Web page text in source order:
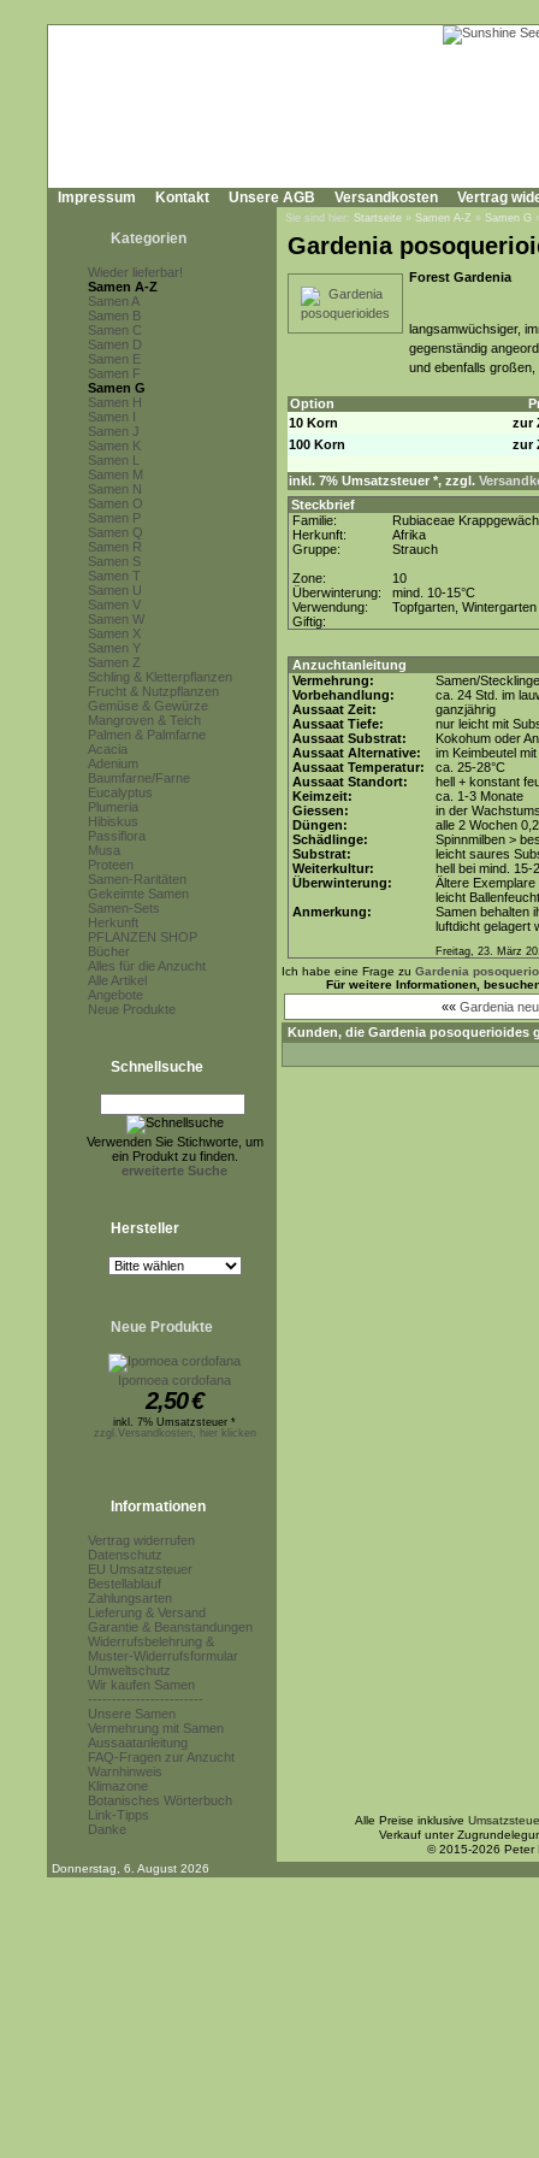
Impressum Kontakt Unsere AGB Versandkosten Vertrag
Kategorien
Wieder lieferbar!
Samen A-Z
Samen A
Samen B
Samen C
Samen D
Samen E
Samen F
Samen G
Samen H
Samen I
Samen J
Samen K
Samen L
Samen M
Samen N
Samen O
Samen P
Samen Q
Samen R
Samen S
Samen T
Samen U
Samen V
Samen W
Samen X
Samen Y
Samen Z
Schling & Kletterpflanzen
Frucht & Nutzpflanzen
Gemüse & Gewürze
Mangroven & Teich
Palmen & Palmfarne
Acacia
Adenium
Baumfarne/Farne
Eucalyptus
Plumeria
Hibiskus
Passiflora
Musa
Proteen
Samen-Raritäten
Gekeimte Samen
Samen-Sets
Herkunft
PFLANZEN SHOP
Bücher
Alles für die Anzucht
Alle Artikel
Angebote
Neue Produkte
Schnellsuche
Verwenden Sie Stichworte, um
ein Produkt zu finden.
erweiterte Suche
Hersteller
Neue Produkte
Ipomoea cordofana
2,50€
inkl. 7% Umsatzsteuer *
zzgl.Versandkosten, hier klicken
Informationen
Vertrag widerrufen
Datenschutz
EU Umsatzsteuer
Bestellablauf
Zahlungsarten
Lieferung & Versand
Garantie & Beanstandungen
Widerrufsbelehrung &
Muster-Widerrufsformular
Umweltschutz
Wir kaufen Samen
------------------------
Unsere Samen
Vermehrung mit Samen
Aussaatanleitung
FAQ-Fragen zur Anzucht
Warnhinweis
Klimazone
Botanisches Wörterbuch
Link-Tipps
Danke
Sie sind hier: Startseite » Samen A-Z » Samen G
Gardenia
Forest Gardenia
langsamwüchsiger,
gegenständig
und ebenfalls
Option
10 Korn
zur
100 Korn
zur
inkl. 7% Umsatzsteuer *, zzgl.
Steckbrief
Familie:
Rubiaceae
Herkunft:
Afrika
Gruppe:
Strauch
Zone:
10
Überwinterung:
mind. 10-15°C
Verwendung:
Topfgarten, Wintergarten
Giftig:
Anzuchtanleitung
Vermehrung:
Samen/Stecklinge
Vorbehandlung:
ca. 24 Std. im
Aussaat Zeit:
ganzjährig
Aussaat Tiefe:
nur leicht mit
Aussaat Substrat:
Kokohum oder
Aussaat Alternative:
im Keimbeutel
Aussaat Temperatur:
ca. 25-28°C
Aussaat Standort:
hell + konstant
Keimzeit:
ca. 1-3 Monate
Giessen:
in der
Düngen:
alle 2 Wochen
Schädlinge:
Spinnmilben >
Substrat:
leicht saures
Weiterkultur:
hell bei mind. 15-
Überwinterung:
Ältere
leicht
Anmerkung:
Samen behalten
luftdicht gelagert
Freitag, 23. März
Ich habe eine Frage zu Gardenia
Für weitere Informationen,
«« Gardenia
Kunden, die Gardenia posoquerioides
Alle Preise inklusive
Verkauf unter
© 2015-2026 Peter
Donnerstag, 6. August 2026